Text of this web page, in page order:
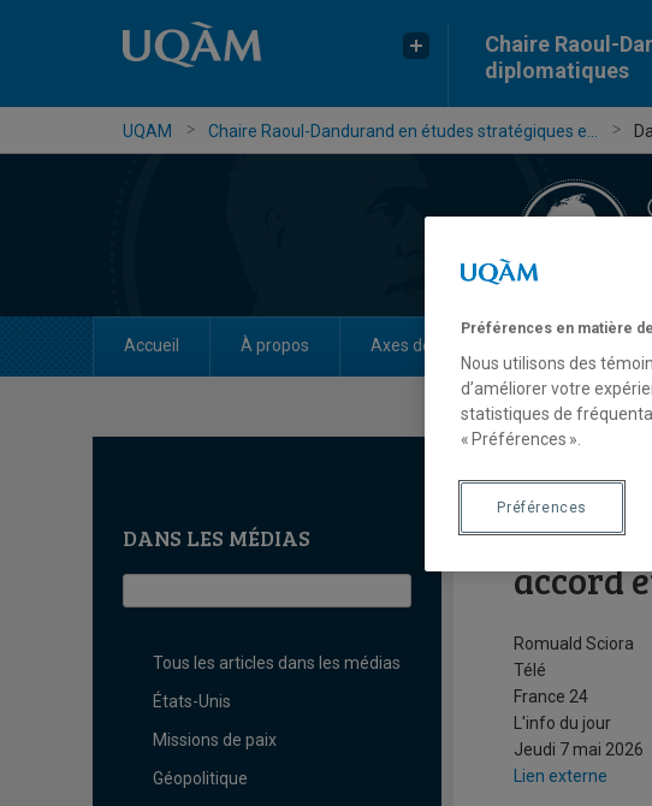
Chaire Raoul-
diplomatiques
UQAM Chaire Raoul-Dandurand en études stratégiques e...
Accueil À propos Axes de recherche
DANS LES MÉDIAS
Tous les articles dans les médias
États-Unis
Missions de paix
Géopolitique
Les
accord
Romuald Sciora
Télé
France 24
L'info du jour
Jeudi 7 mai 2026
Lien externe
Préférences en matière
Nous utilisons des
d’améliorer votre
statistiques de
« Préférences ».
Préférences